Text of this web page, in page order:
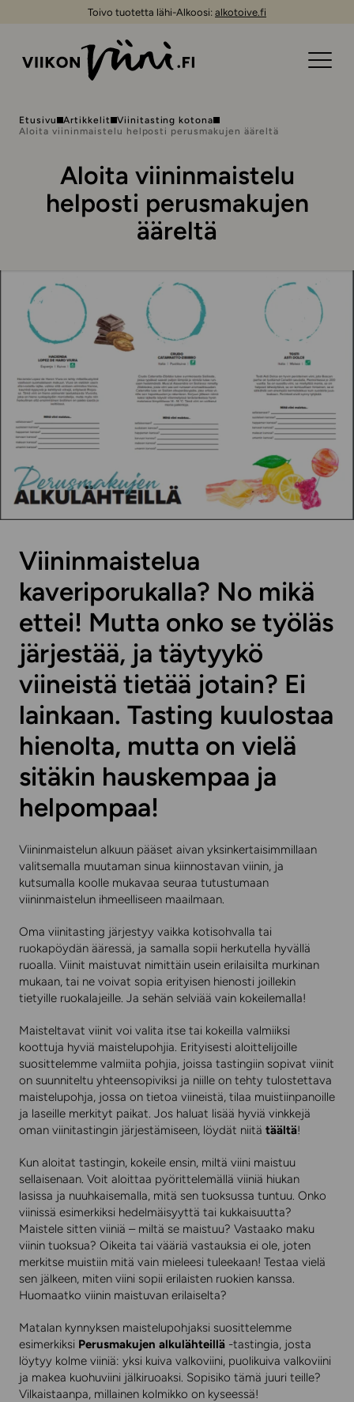
Toivo tuotetta lähi-Alkoosi: alkotoive.fi
Etusivu Artikkelit
Viinitasting kotona
Aloita viininmaistelu helposti perusmakujen ääreltä
Aloita viininmaistelu
helposti perusmakujen
ääreltä
Viininmaistelua
kaveriporukalla? No mikä
ettei! Mutta onko se työläs
järjestää, ja täytyykö
viineistä tietää jotain? Ei
lainkaan. Tasting kuulostaa
hienolta, mutta on vielä
sitäkin hauskempaa ja
helpompaa!
Viininmaistelun alkuun pääset aivan yksinkertaisimmillaan
valitsemalla muutaman sinua kiinnostavan viinin, ja
kutsumalla koolle mukavaa seuraa tutustumaan
viininmaistelun ihmeelliseen maailmaan.
Oma viinitasting järjestyy vaikka kotisohvalla tai
ruokapöydän ääressä, ja samalla sopii herkutella hyvällä
ruoalla. Viinit maistuvat nimittäin usein erilaisilta murkinan
mukaan, tai ne voivat sopia erityisen hienosti joillekin
tietyille ruokalajeille. Ja sehän selviää vain kokeilemalla!
Maisteltavat viinit voi valita itse tai kokeilla valmiiksi
koottuja hyviä maistelupohjia. Erityisesti aloittelijoille
suosittelemme valmiita pohjia, joissa tastingiin sopivat viinit
on suunniteltu yhteensopiviksi ja niille on tehty tulostettava
maistelupohja, jossa on tietoa viineistä, tilaa muistiinpanoille
ja laseille merkityt paikat. Jos haluat lisää hyviä vinkkejä
oman viinitastingin järjestämiseen, löydät niitä täältä!
Kun aloitat tastingin, kokeile ensin, miltä viini maistuu
sellaisenaan. Voit aloittaa pyörittelemällä viiniä hiukan
lasissa ja nuuhkaisemalla, mitä sen tuoksussa tuntuu. Onko
viinissä esimerkiksi hedelmäisyyttä tai kukkaisuutta?
Maistele sitten viiniä – miltä se maistuu? Vastaako maku
viinin tuoksua? Oikeita tai vääriä vastauksia ei ole, joten
merkitse muistiin mitä vain mieleesi tuleekaan! Testaa vielä
sen jälkeen, miten viini sopii erilaisten ruokien kanssa.
Huomaatko viinin maistuvan erilaiselta?
Matalan kynnyksen maistelupohjaksi suosittelemme
esimerkiksi Perusmakujen alkulähteillä -tastingia, josta
löytyy kolme viiniä: yksi kuiva valkoviini, puolikuiva valkoviini
ja makea kuohuviini jälkiruoaksi. Sopisiko tämä juuri teille?
Vilkaistaanpa, millainen kolmikko on kyseessä!